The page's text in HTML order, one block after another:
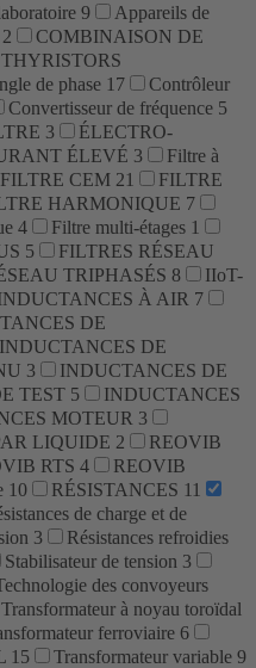
9
Appareils de
2
COMBINAISON DE
de phase 17
Contrôleur
Convertisseur de fréquence 5
3
ÉLECTRO-
ÉLEVÉ 3
Filtre à
FILTRE CEM 21
FILTRE
HARMONIQUE 7
4 Filtre multi-étages 1
5
FILTRES RÉSEAU
TRIPHASÉS 8
IIoT-
À AIR 7
DE
INDUCTANCES DE
3
INDUCTANCES DE
TEST 5
INDUCTANCES
MOTEUR 3
LIQUIDE 2
REOVIB
RTS 4
REOVIB
10 RÉSISTANCES 11
de charge et de
3
Résistances refroidies
Stabilisateur de tension 3
des convoyeurs
Transformateur à noyau toroïdal
ferroviaire 6
15 Transformateur variable 9